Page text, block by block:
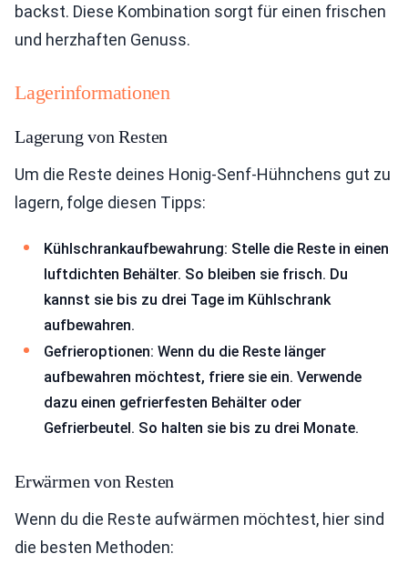
backst. Diese Kombination sorgt für einen frischen
und herzhaften Genuss.
Lagerinformationen
Lagerung von Resten
Um die Reste deines Honig-Senf-Hühnchens gut zu
lagern, folge diesen Tipps:
Kühlschrankaufbewahrung: Stelle die Reste in einen
luftdichten Behälter. So bleiben sie frisch. Du
kannst sie bis zu drei Tage im Kühlschrank
aufbewahren.
Gefrieroptionen: Wenn du die Reste länger
aufbewahren möchtest, friere sie ein. Verwende
dazu einen gefrierfesten Behälter oder
Gefrierbeutel. So halten sie bis zu drei Monate.
Erwärmen von Resten
Wenn du die Reste aufwärmen möchtest, hier sind
die besten Methoden: